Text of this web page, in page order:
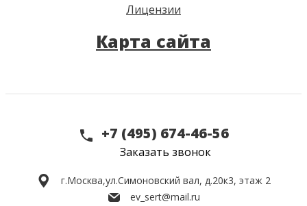
Лицензии
Карта сайта
+7 (495) 674-46-56
Заказать звонок
г.Москва,ул.Симоновский вал, д.20к3, этаж 2
ev_sert@mail.ru